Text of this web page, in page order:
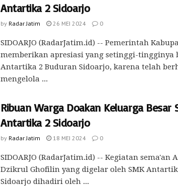
Antartika 2 Sidoarjo
by Radar Jatim 26 MEI 2024 0
SIDOARJO (RadarJatim.id) -- Pemerintah
memberikan apresiasi yang setinggi-tingginya
Antartika 2 Buduran Sidoarjo, karena telah
mengelola ...
Ribuan Warga Doakan Keluarga Besar
Antartika 2 Sidoarjo
by Radar Jatim 18 MEI 2024 0
SIDOARJO (RadarJatim.id) -- Kegiatan sema'an
Dzikrul Ghofilin yang digelar oleh SMK
Sidoarjo dihadiri oleh ...